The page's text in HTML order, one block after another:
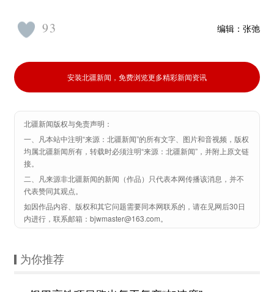
编辑： 张弛
93
安装北疆新闻，免费浏览更多精彩新闻资讯
北疆新闻版权与免责声明：
一、凡本站中注明“来源：北疆新闻”的所有文字、图片和音视频，版权
均属北疆新闻所有，转载时必须注明“来源：北疆新闻”，并附上原文链
接。
二、凡来源非北疆新闻的新闻（作品）只代表本网传播该消息，并不
代表赞同其观点。
如因作品内容、版权和其它问题需要同本网联系的，请在见网后30日
内进行，联系邮箱：bjwmaster@163.com。
为你推荐